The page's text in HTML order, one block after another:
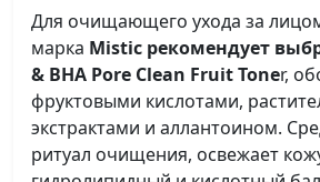
Для очищающего ухода за
марка Mistic рекомендует
& BHA Pore Clean Fruit Toner,
фруктовыми кислотами,
экстрактами и аллантоином.
ритуал очищения, освежает